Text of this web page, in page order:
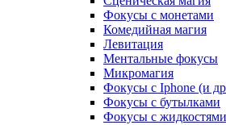
Фокусы с монетами
Комедийная магия
Левитация
Ментальные фокусы
Микромагия
Фокусы с Iphone (и
Фокусы с бутылками
Фокусы с